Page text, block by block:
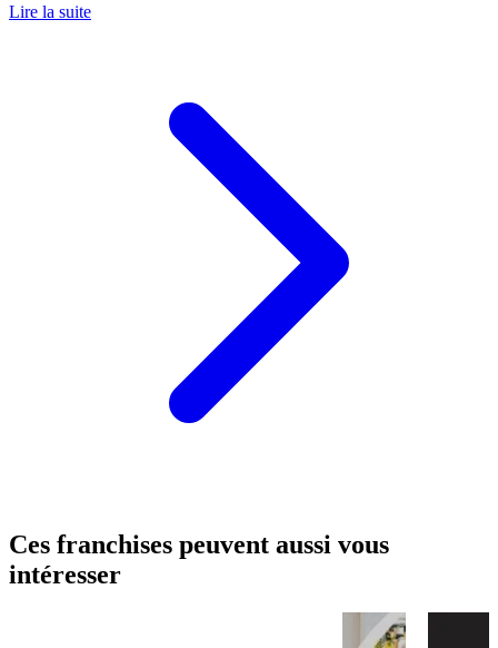
Lire la suite
Ces franchises peuvent aussi vous
intéresser